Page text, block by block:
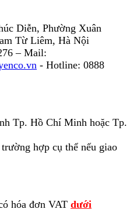
Diễn, Phường Xuân
Từ Liêm, Hà Nội
– Mail:
- Hotline: 0888
Tp. Hồ Chí Minh hoặc Tp.
hợp cụ thể nếu giao
hóa đơn VAT dưới